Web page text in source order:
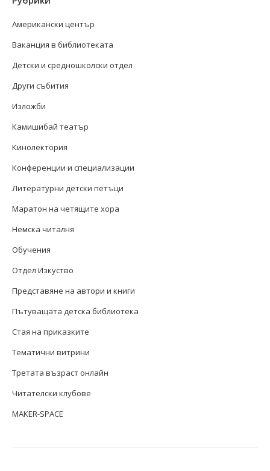
Американски център
Ваканция в библиотеката
Детски и средношколски отдел
Други събития
Изложби
Камишибай театър
Кинолектория
Конференции и специализации
Литературни детски петъци
Маратон на четящите хора
Немска читалня
Обучения
Отдел Изкуство
Представяне на автори и книги
Пътуващата детска библиотека
Стая на приказките
Тематични витрини
Третата възраст онлайн
Читателски клубове
MAKER-SPACE